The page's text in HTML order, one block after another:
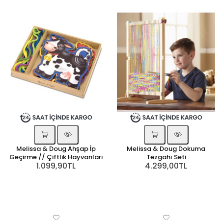
Melissa & Doug Ahşap İp
Geçirme // Çiftlik Hayvanları
1.099,90TL
Melissa & Doug Dokuma
Tezgahı Seti
4.299,00TL